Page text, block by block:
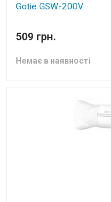
Gotie GSW-200V
509 грн.
Немає в наявності